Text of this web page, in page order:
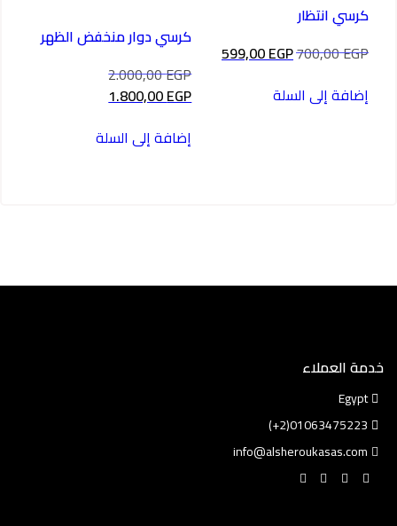
كرسي انتظار
700,00EGP السعر
الأصلي
هو:
700,00 EGP.
599,00EGP
الحالي
599,00 EGP. إضافة إلى السلة
كرسي دوار منخفض الظهر
2.000,00EGP السعر
هو:1.800,00EGP
الحالي
هو:
1.800,00 EGP.إضافة إلى السلة
خدمة العملاء
Egypt
01063475223(2+)
info@alsheroukasas.com